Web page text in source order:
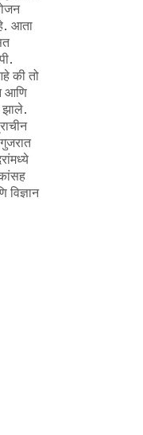
आता
की तो
आणि
झाले.
विज्ञान